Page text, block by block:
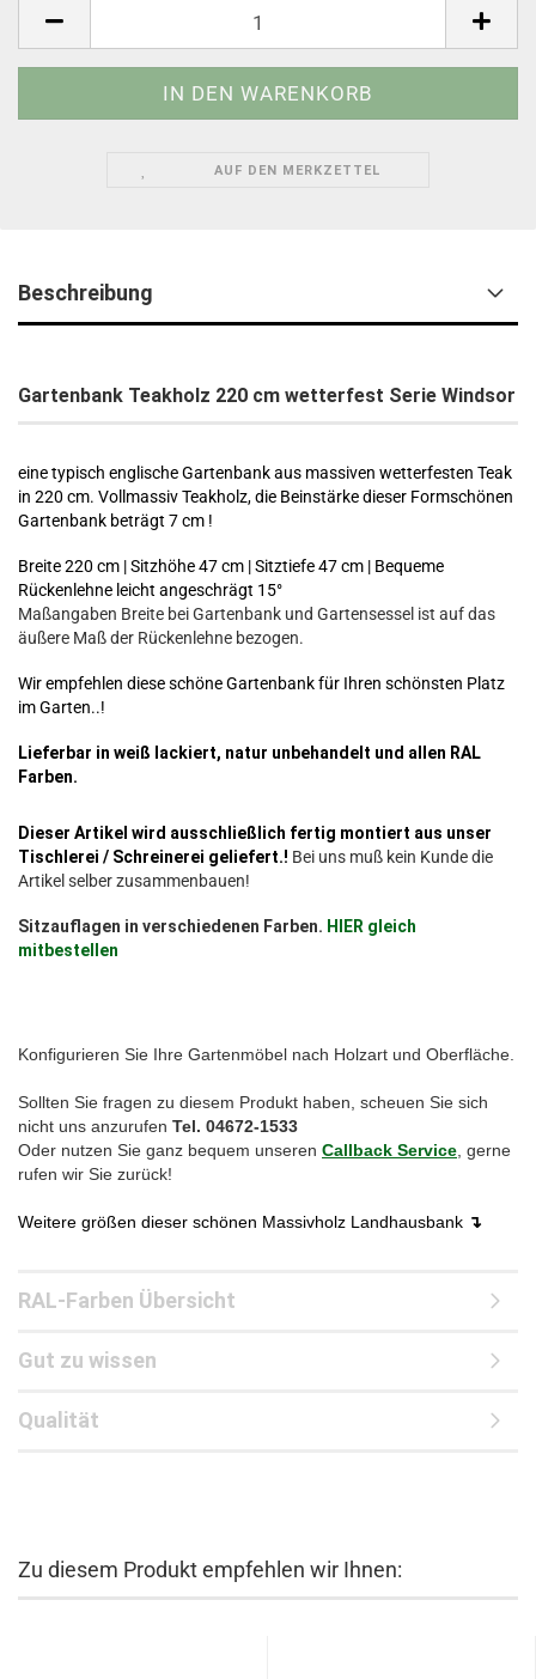
AUF DEN MERKZETTEL
Beschreibung
Gartenbank Teakholz 220 cm wetterfest Serie Windsor
eine typisch englische Gartenbankaus massiven wetterfesten Teak
in 220 cm. Vollmassiv Teakholz, die Beinstärke dieser Formschönen
Gartenbank beträgt 7 cm !
Breite 220 cm | Sitzhöhe 47 cm | Sitztiefe 47 cm | Bequeme
Rückenlehne leicht angeschrägt 15°
Maßangaben Breite bei Gartenbank und Gartensessel ist auf das
äußere Maß der Rückenlehne bezogen.
Wir empfehlen diese schöne Gartenbank für Ihren schönsten Platz
im Garten..!
Lieferbar in weiß lackiert, natur unbehandelt und allen RAL
Farben.
Dieser Artikel wird ausschließlich fertig montiert aus unser
Tischlerei / Schreinerei geliefert.! Bei uns muß kein Kunde die
Artikel selber zusammenbauen!
Sitzauflagen in verschiedenen Farben. HIER gleich
mitbestellen
Konfigurieren Sie Ihre Gartenmöbel nach Holzart und Oberfläche.
Sollten Sie fragen zu diesem Produkt haben, scheuen Sie sich
nicht uns anzurufen Tel. 04672-1533
Oder nutzen Sie ganz bequem unseren Callback Service , gerne
rufen wir Sie zurück!
Weitere größen dieser schönen Massivholz Landhausbank ↴
RAL-Farben Übersicht
Gut zu wissen
Qualität
Zu diesem Produkt empfehlen wir Ihnen: